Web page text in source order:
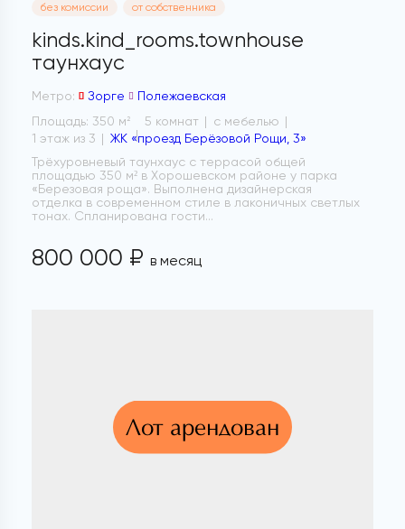
без комиссии от собственника
kinds.kind_rooms.townhouse
таунхаус
Метро: Зорге
Полежаевская
Площадь: 350 м 2 5 комнат
с мебелью
1 этаж из 3
ЖК «проезд Берёзовой Рощи, 3»
Трёхуровневый таунхаус с террасой общей
площадью 350 м² в Хорошевском районе у парка
«Березовая роща». Выполнена дизайнерская
отделка в современном стиле в лаконичных светлых
тонах. Спланирована гости...
800 000 ₽ в месяц
Лот арендован